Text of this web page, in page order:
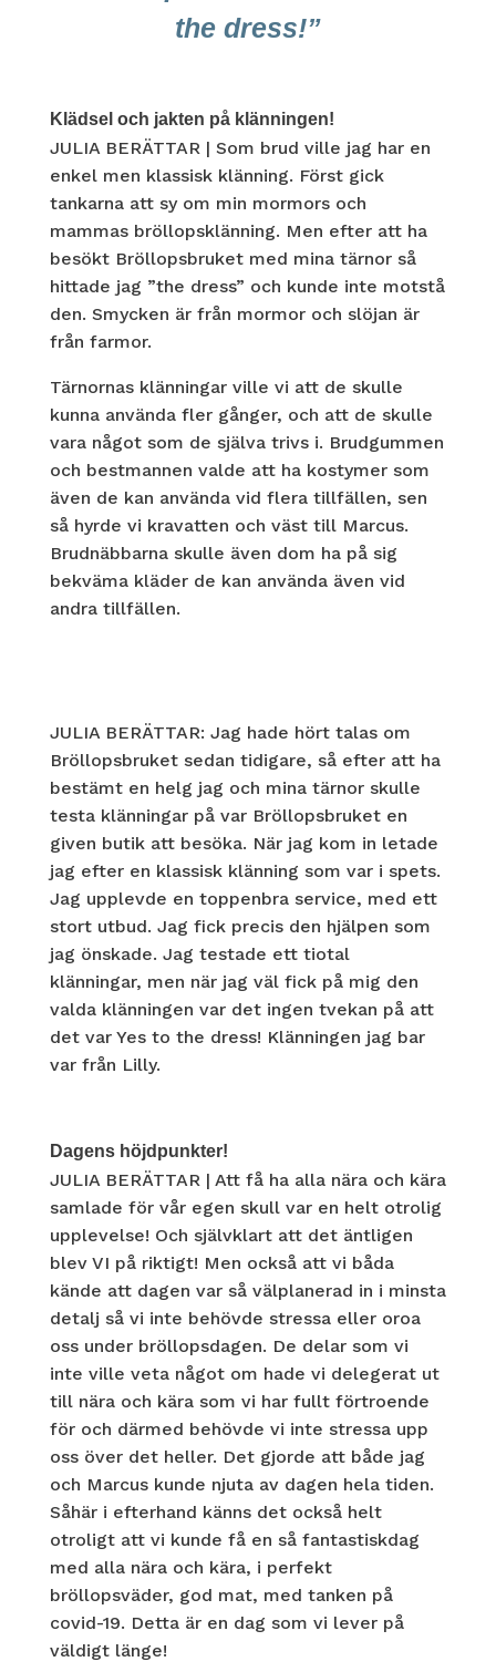
the dress!”
Klädsel och jakten på klänningen!
JULIA BERÄTTAR | Som brud ville jag har en
enkel men klassisk klänning. Först gick
tankarna att sy om min mormors och
mammas bröllopsklänning. Men efter att ha
besökt Bröllopsbruket med mina tärnor så
hittade jag ”the dress” och kunde inte motstå
den. Smycken är från mormor och slöjan är
från farmor.
Tärnornas klänningar ville vi att de skulle
kunna använda fler gånger, och att de skulle
vara något som de själva trivs i. Brudgummen
och bestmannen valde att ha kostymer som
även de kan använda vid flera tillfällen, sen
så hyrde vi kravatten och väst till Marcus.
Brudnäbbarna skulle även dom ha på sig
bekväma kläder de kan använda även vid
andra tillfällen.
JULIA BERÄTTAR: Jag hade hört talas om
Bröllopsbruket sedan tidigare, så efter att ha
bestämt en helg jag och mina tärnor skulle
testa klänningar på var Bröllopsbruket en
given butik att besöka. När jag kom in letade
jag efter en klassisk klänning som var i spets.
Jag upplevde en toppenbra service, med ett
stort utbud. Jag fick precis den hjälpen som
jag önskade. Jag testade ett tiotal
klänningar, men när jag väl fick på mig den
valda klänningen var det ingen tvekan på att
det var Yes to the dress! Klänningen jag bar
var från Lilly.
Dagens höjdpunkter!
JULIA BERÄTTAR | Att få ha alla nära och kära
samlade för vår egen skull var en helt otrolig
upplevelse! Och självklart att det äntligen
blev VI på riktigt! Men också att vi båda
kände att dagen var så välplanerad in i minsta
detalj så vi inte behövde stressa eller oroa
oss under bröllopsdagen. De delar som vi
inte ville veta något om hade vi delegerat ut
till nära och kära som vi har fullt förtroende
för och därmed behövde vi inte stressa upp
oss över det heller. Det gjorde att både jag
och Marcus kunde njuta av dagen hela tiden.
Såhär i efterhand känns det också helt
otroligt att vi kunde få en så fantastiskdag
med alla nära och kära, i perfekt
bröllopsväder, god mat, med tanken på
covid-19. Detta är en dag som vi lever på
väldigt länge!